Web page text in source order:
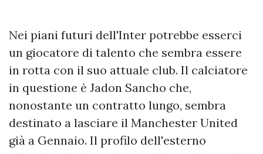
Nei piani futuri dell'Inter potrebbe esserci
un giocatore di talento che sembra essere
in rotta con il suo attuale club. Il calciatore
in questione è Jadon Sancho che,
nonostante un contratto lungo, sembra
destinato a lasciare il Manchester United
già a Gennaio. Il profilo dell'esterno